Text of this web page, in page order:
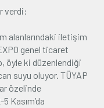
verdi:
alanlarındaki iletişim
genel ticaret
öyle ki düzenlendiği
suyu oluyor. TÜYAP
özelinde
Kasım’da